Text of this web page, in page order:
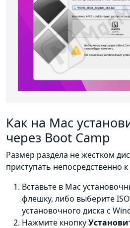
Как на Mac
через Boot Camp
Размер раздела не жестком
приступать непосредственно
Вставьте в Mac
флешку, либо выберите
установочного диска с
Нажмите кнопку